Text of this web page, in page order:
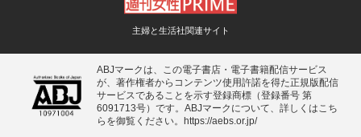
主婦と生活社関連サイト
ABJマークは、この電子書店・電子書籍配信サービス
が、著作権者からコンテンツ使用許諾を得た正規版配信
サービスであることを示す登録商標（登録番号 第
6091713号）です。ABJマークについて、詳しくはこち
らを御覧ください。
https://aebs.or.jp/